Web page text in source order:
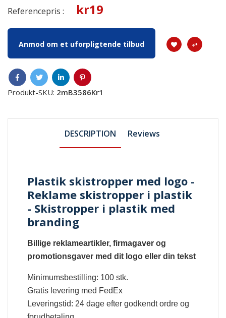
Referencepris : kr19
Anmod om et uforpligtende tilbud
Produkt-SKU: 2mB3586Kr1
DESCRIPTION Reviews
Plastik skistropper med logo -
Reklame skistropper i plastik
- Skistropper i plastik med
branding
Billige reklameartikler, firmagaver og
promotionsgaver med dit logo eller din tekst
Minimumsbestilling: 100 stk.
Gratis levering med FedEx
Leveringstid: 24 dage efter godkendt ordre og